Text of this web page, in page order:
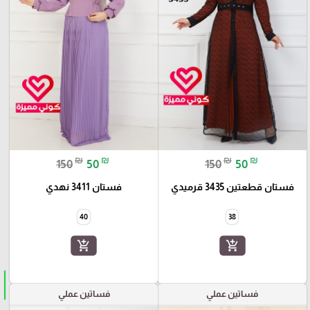
150₪ 50 ₪
فستان قطعتين 3435 قرميدي
38
add_shopping_cart
150₪ 50 ₪
فستان 3411 نهدي
40
add_shopping_cart
فساتين عملي فساتين عملي